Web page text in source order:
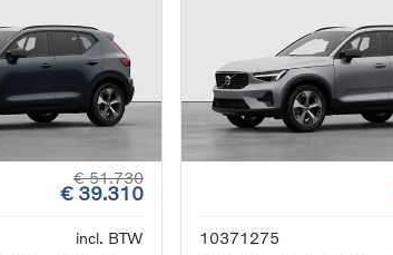
€ 51.730
€ 39.310
incl. BTW
10371275